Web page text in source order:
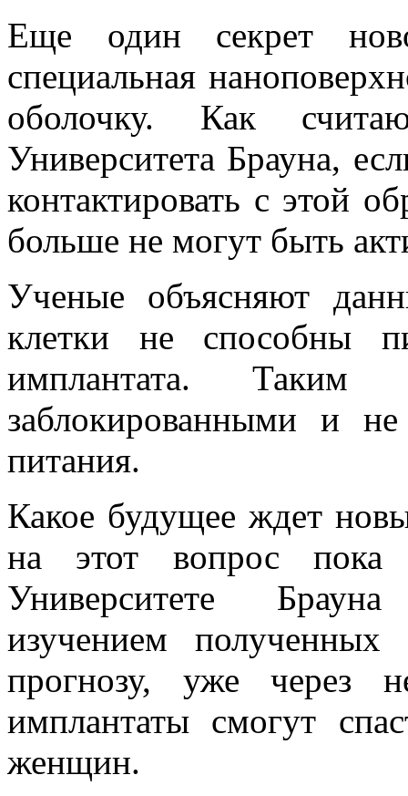
Еще один секрет
специальная
оболочку. Как
Университета Брауна,
контактировать с этой
больше не могут быть
Ученые объясняют
клетки не способны
имплантата. Таким
заблокированными и
питания.
Какое будущее ждет
на этот вопрос пока
Университете
изучением
прогнозу, уже через
имплантаты смогут
женщин.